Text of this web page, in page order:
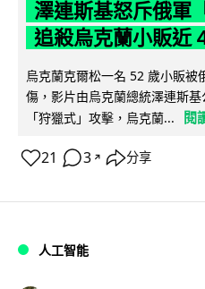
澤連斯基怒斥俄軍
追殺烏克蘭小販近
烏克蘭克爾松一名 52 歲小販
傷，影片由烏克蘭總統澤連斯
「狩獵式」攻擊，烏克蘭...
閱
21 3 ↗ 分享
人工智能